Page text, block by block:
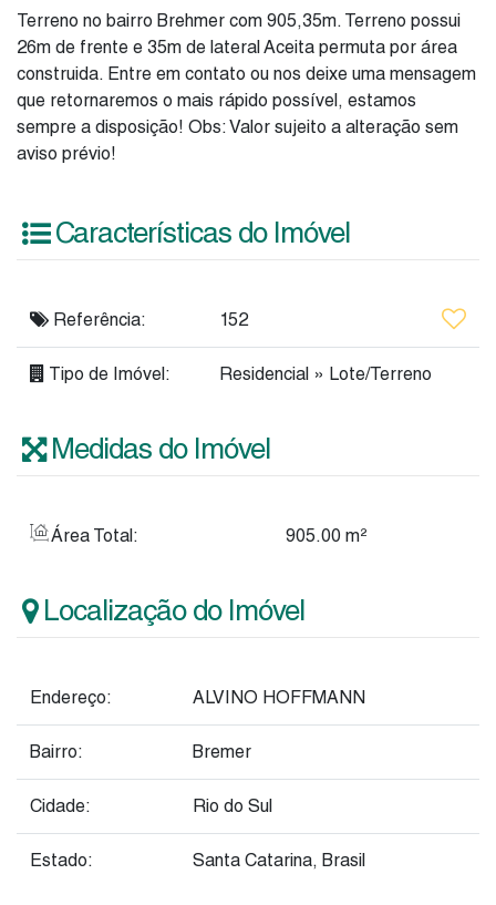
Terreno no bairro Brehmer com 905,35m. Terreno possui
26m de frente e 35m de lateral Aceita permuta por área
construida. Entre em contato ou nos deixe uma mensagem
que retornaremos o mais rápido possível, estamos
sempre a disposição! Obs: Valor sujeito a alteração sem
aviso prévio!
Características do Imóvel
Referência: 152
Tipo de Imóvel: Residencial » Lote/Terreno
Medidas do Imóvel
Área Total: 905.00 m²
Localização do Imóvel
Endereço: ALVINO HOFFMANN
Bairro: Bremer
Cidade: Rio do Sul
Estado: Santa Catarina, Brasil